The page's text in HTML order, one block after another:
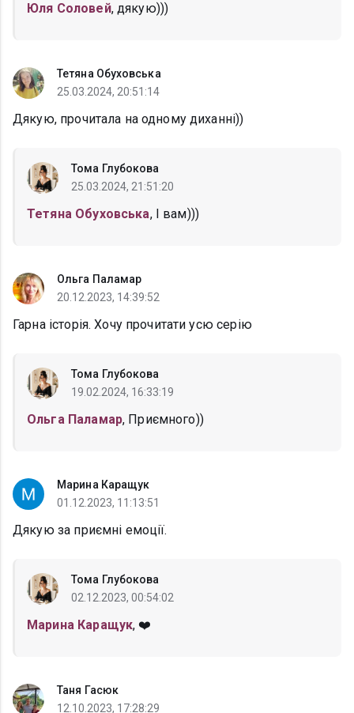
Юля Соловей, дякую)))
Тетяна Обуховська
25.03.2024, 20:51:14
Дякую, прочитала на одному диханні))
Тома Глубокова
25.03.2024, 21:51:20
Тетяна Обуховська, І вам)))
Ольга Паламар
20.12.2023, 14:39:52
Гарна історія. Хочу прочитати усю серію
Тома Глубокова
19.02.2024, 16:33:19
Ольга Паламар, Приємного))
Марина Каращук
01.12.2023, 11:13:51
Дякую за приємні емоції.
Тома Глубокова
02.12.2023, 00:54:02
Марина Каращук, ❤️
Таня Гасюк
12.10.2023, 17:28:29